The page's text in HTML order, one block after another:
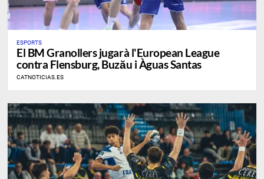
ESPORTS
El BM Granollers jugarà l'European League
contra Flensburg, Buzău i Àguas Santas
CATNOTICIAS.ES